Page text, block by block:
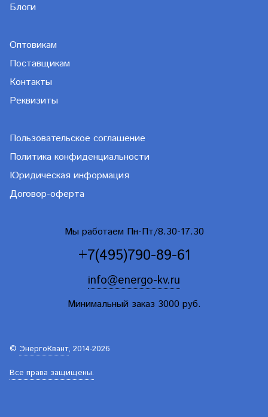
Блоги
Оптовикам
Поставщикам
Контакты
Реквизиты
Пользовательское соглашение
Политика конфиденциальности
Юридическая информация
Договор-оферта
Мы работаем Пн-Пт/8.30-17.30
+7(495)790-89-61
info@energo-kv.ru
Минимальный заказ 3000 руб.
© ЭнергоКвант, 2014-2026
Все права защищены.